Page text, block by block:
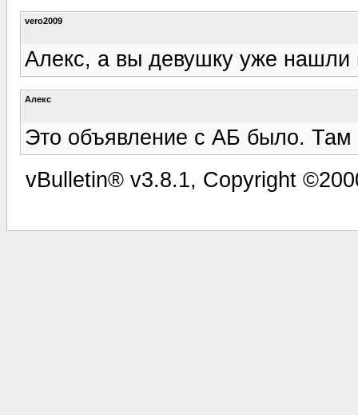
vero2009
Алекс, а вы девушку уже нашли
Алекс
Это объявление с АБ было. Там
vBulletin® v3.8.1, Copyright